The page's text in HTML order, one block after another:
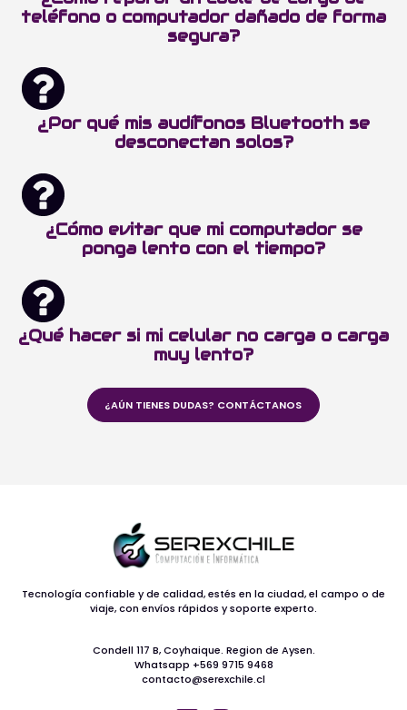
teléfono o computador dañado de forma
segura?
¿Por qué mis audífonos Bluetooth se
desconectan solos?
¿Cómo evitar que mi computador se
ponga lento con el tiempo?
¿Qué hacer si mi celular no carga o carga
muy lento?
¿AÚN TIENES DUDAS? CONTÁCTANOS
Tecnología confiable y de calidad, estés en la ciudad, el campo o de
viaje, con envíos rápidos y soporte experto.
Condell 117 B, Coyhaique. Region de Aysen.
Whatsapp +569 9715 9468
contacto@serexchile.cl